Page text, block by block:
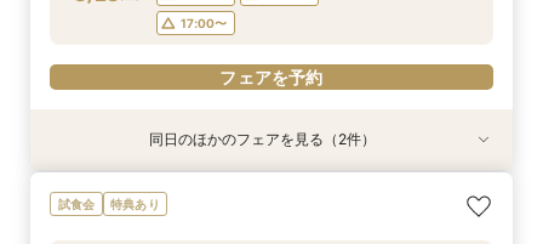
フェアを予約
17:00〜
フェアを予約
【オンライン相談会】ご自宅からPCやスマホに
て
90分で完結◆お得なブライダルフェア◆
同日のほかのフェアを見る（2件）
試食会 特典あり